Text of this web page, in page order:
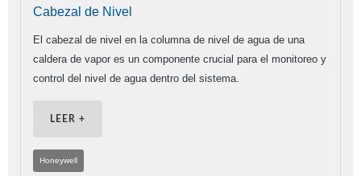
Cabezal de Nivel
El cabezal de nivel en la columna de nivel de agua de una
caldera de vapor es un componente crucial para el monitoreo y
control del nivel de agua dentro del sistema.
LEER +
Honeywell